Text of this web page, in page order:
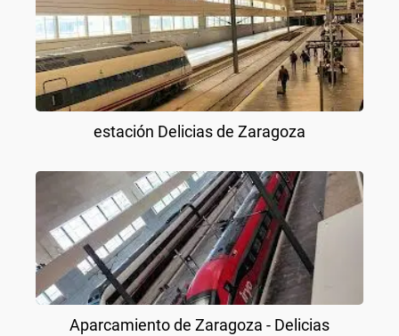
estación Delicias de Zaragoza
Aparcamiento de Zaragoza - Delicias